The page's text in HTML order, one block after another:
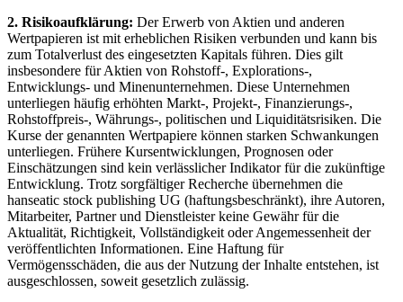
2. Risikoaufklärung: Der Erwerb von Aktien und anderen
Wertpapieren ist mit erheblichen Risiken verbunden und kann bis
zum Totalverlust des eingesetzten Kapitals führen. Dies gilt
insbesondere für Aktien von Rohstoff-, Explorations-,
Entwicklungs- und Minenunternehmen. Diese Unternehmen
unterliegen häufig erhöhten Markt-, Projekt-, Finanzierungs-,
Rohstoffpreis-, Währungs-, politischen und Liquiditätsrisiken. Die
Kurse der genannten Wertpapiere können starken Schwankungen
unterliegen. Frühere Kursentwicklungen, Prognosen oder
Einschätzungen sind kein verlässlicher Indikator für die zukünftige
Entwicklung. Trotz sorgfältiger Recherche übernehmen die
hanseatic stock publishing UG (haftungsbeschränkt), ihre Autoren,
Mitarbeiter, Partner und Dienstleister keine Gewähr für die
Aktualität, Richtigkeit, Vollständigkeit oder Angemessenheit der
veröffentlichten Informationen. Eine Haftung für
Vermögensschäden, die aus der Nutzung der Inhalte entstehen, ist
ausgeschlossen, soweit gesetzlich zulässig.